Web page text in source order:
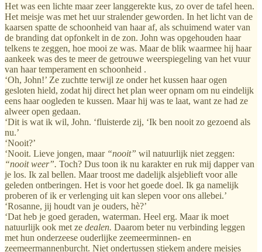
Het was een lichte maar zeer langgerekte kus, zo over de tafel heen.
Het meisje was met het uur stralender geworden. In het licht van de
kaarsen spatte de schoonheid van haar af, als schuimend water van
de branding dat opfonkelt in de zon. John was opgehouden haar
telkens te zeggen, hoe mooi ze was. Maar de blik waarmee hij haar
aankeek was des te meer de getrouwe weerspiegeling van het vuur
van haar temperament en schoonheid .
‘Oh, John!’ Ze zuchtte terwijl ze onder het kussen haar ogen
gesloten hield, zodat hij direct het plan weer opnam om nu eindelijk
eens haar oogleden te kussen. Maar hij was te laat, want ze had ze
alweer open gedaan.
‘Dit is wat ik wil, John. ‘fluisterde zij, ‘Ik ben nooit zo gezoend als
nu.’
‘Nooit?’
‘Nooit. Lieve jongen, maar “nooit” wil natuurlijk niet zeggen:
“nooit weer”. Toch? Dus toon ik nu karakter en ruk mij dapper van
je los. Ik zal bellen. Maar troost me dadelijk alsjeblieft voor alle
geleden ontberingen. Het is voor het goede doel. Ik ga namelijk
proberen of ik er verlenging uit kan slepen voor ons allebei.’
‘Rosanne, jij houdt van je ouders, hè?’
‘Dat heb je goed geraden, waterman. Heel erg. Maar ik moet
natuurlijk ook met ze dealen. Daarom beter nu verbinding leggen
met hun onderzeese ouderlijke zeemeerminnen- en
zeemeermannenburcht. Niet ondertussen stiekem andere meisjes